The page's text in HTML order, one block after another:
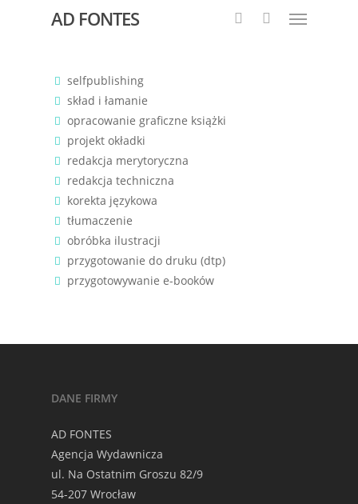
AD FONTES
selfpublishing
skład i łamanie
opracowanie graficzne książki
projekt okładki
redakcja merytoryczna
redakcja techniczna
korekta językowa
tłumaczenie
obróbka ilustracji
przygotowanie do druku (dtp)
przygotowywanie e-booków
DANE FIRMY
AD FONTES
Agencja Wydawnicza
ul. Na Ostatnim Groszu 82/9
54-207 Wrocław